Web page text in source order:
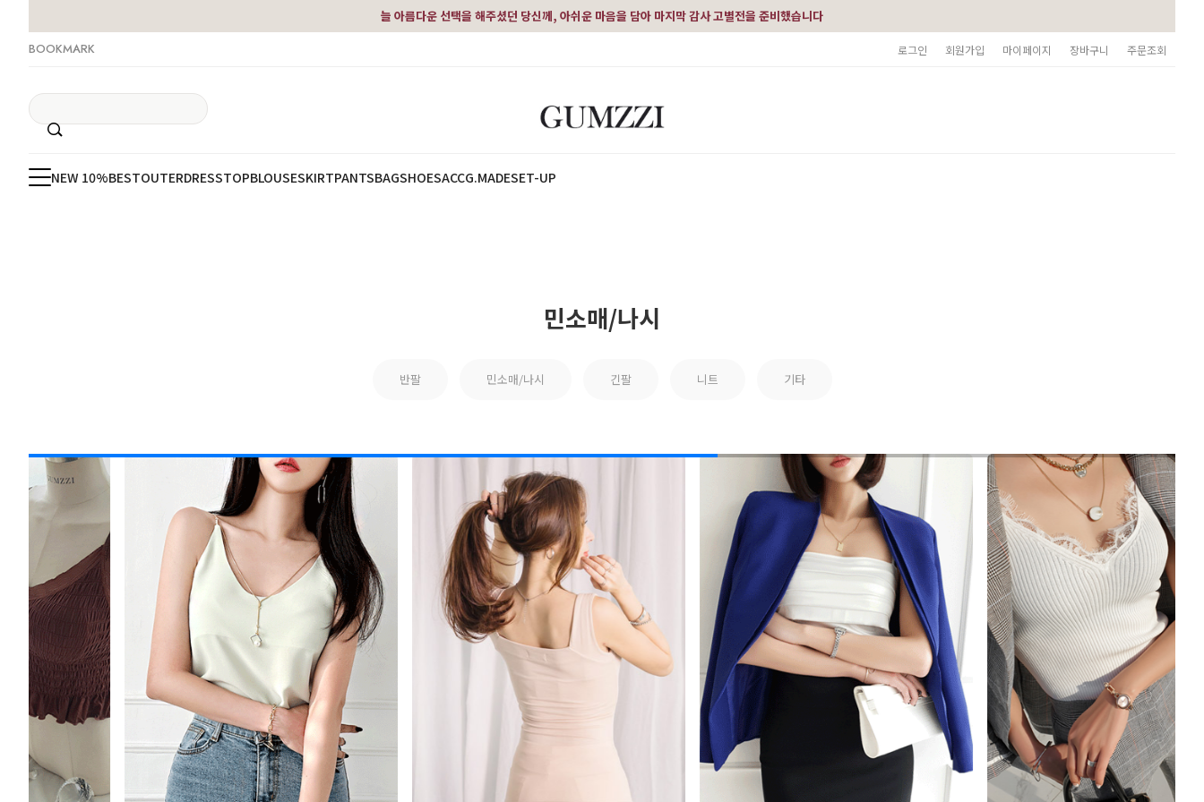
늘 아름다운 선택을 해주셨던 당신께, 아쉬운 마음을 담아 마지막 감사 고별전을 준비했습니다
BOOKMARK
로그인 회원가입 마이페이지 장바구니 주문조회
NEW 10%BESTOUTERDRESSTOPBLOUSESKIRTPANTSBAGSHOESACCG.MADESET-UP
민소매/나시
반팔 민소매/나시 긴팔 니트 기타